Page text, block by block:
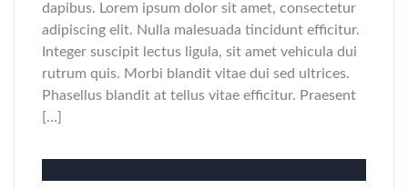
dapibus. Lorem ipsum dolor sit amet, consectetur
adipiscing elit. Nulla malesuada tincidunt efficitur.
Integer suscipit lectus ligula, sit amet vehicula dui
rutrum quis. Morbi blandit vitae dui sed ultrices.
Phasellus blandit at tellus vitae efficitur. Praesent
[…]